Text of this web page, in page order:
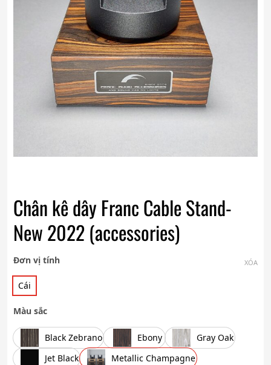
Chân kê dây Franc Cable Stand-
New 2022 (accessories)
Đơn vị tính
Cái
Màu sắc
Black Zebrano Ebony
Gray Oak
Jet Black
Metallic Champagne
XÓA